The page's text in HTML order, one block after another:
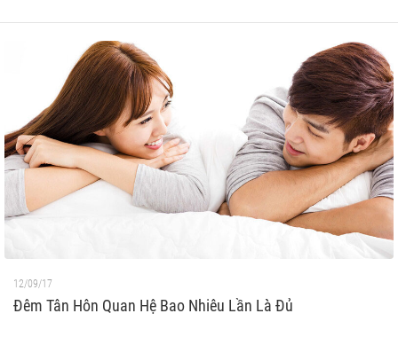
12/09/17
Đêm Tân Hôn Quan Hệ Bao Nhiêu Lần Là Đủ